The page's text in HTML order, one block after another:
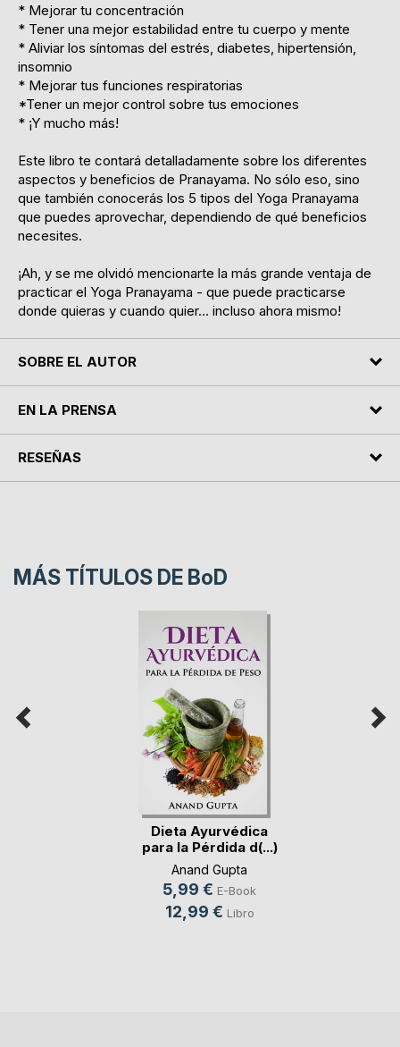
* Mejorar tu concentración
* Tener una mejor estabilidad entre tu cuerpo y mente
* Aliviar los síntomas del estrés, diabetes, hipertensión,
insomnio
* Mejorar tus funciones respiratorias
*Tener un mejor control sobre tus emociones
* ¡Y mucho más!
Este libro te contará detalladamente sobre los diferentes
aspectos y beneficios de Pranayama. No sólo eso, sino
que también conocerás los 5 tipos del Yoga Pranayama
que puedes aprovechar, dependiendo de qué beneficios
necesites.
¡Ah, y se me olvidó mencionarte la más grande ventaja de
practicar el Yoga Pranayama - que puede practicarse
donde quieras y cuando quier... incluso ahora mismo!
SOBRE EL AUTOR
EN LA PRENSA
RESEÑAS
MÁS TÍTULOS DE BoD
Dieta Ayurvédica
para la Pérdida d(...)
Anand Gupta
5,99 € E-Book
12,99 € Libro